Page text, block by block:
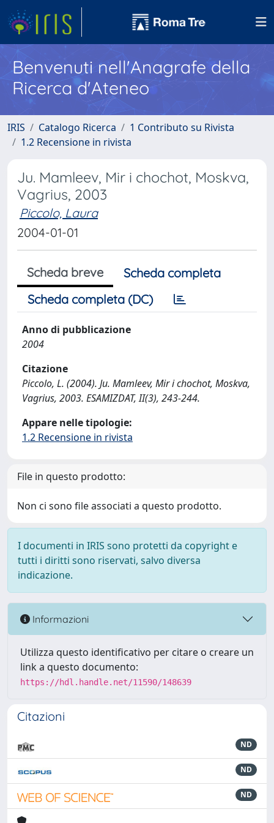
Benvenuti nell'Anagrafe della
Ricerca d'Ateneo
IRIS Catalogo Ricerca
1 Contributo su Rivista
1.2 Recensione in rivista
Ju. Mamleev, Mir i chochot, Moskva,
Vagrius, 2003
Piccolo, Laura
2004-01-01
Scheda breve
Scheda completa
Scheda completa (DC)
Anno di pubblicazione
2004
Citazione
Piccolo, L. (2004). Ju. Mamleev, Mir i chochot, Moskva,
Vagrius, 2003. ESAMIZDAT, II(3), 243-244.
Appare nelle tipologie:
1.2 Recensione in rivista
File in questo prodotto:
Non ci sono file associati a questo prodotto.
I documenti in IRIS sono protetti da copyright e
tutti i diritti sono riservati, salvo diversa
indicazione.
Informazioni
Utilizza questo identificativo per citare o creare un
link a questo documento:
https://hdl.handle.net/11590/148639
Citazioni
ND
ND
ND